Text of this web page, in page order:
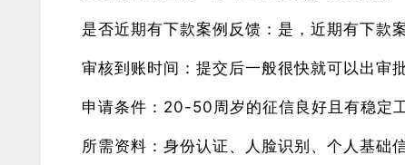
是否近期有下款案例反馈：是，近期有下款
审核到账时间：提交后一般很快就可以出审
申请条件：20-50周岁的征信良好且有稳定
所需资料：身份认证、人脸识别、个人基础